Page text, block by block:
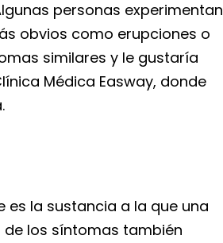
personas experimentan
obvios como erupciones o
similares y le gustaría
Médica Easway, donde
es la sustancia a la que una
los síntomas también